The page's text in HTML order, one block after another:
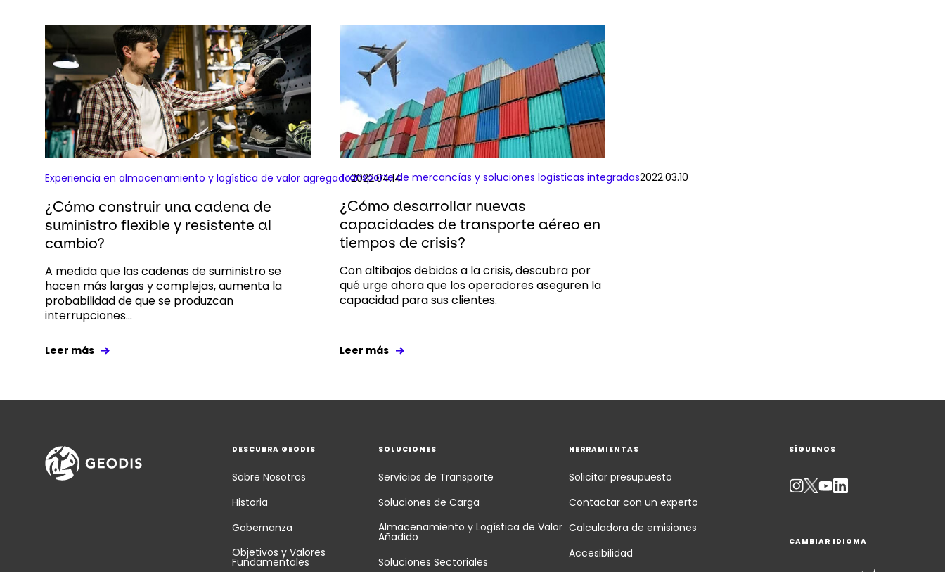
Experiencia en almacenamiento y logística de valor agregado2022.04.14
¿Cómo construir una cadena de
suministro flexible y resistente al
cambio?
A medida que las cadenas de suministro se
hacen más largas y complejas, aumenta la
probabilidad de que se produzcan
interrupciones...
Leer más
Transporte de mercancías y soluciones logísticas integradas2022.03.10
¿Cómo desarrollar nuevas
capacidades de transporte aéreo en
tiempos de crisis?
Con altibajos debidos a la crisis, descubra por
qué urge ahora que los operadores aseguren la
capacidad para sus clientes.
Leer más
DESCUBRA GEODIS
Sobre Nosotros
Historia
Gobernanza
Objetivos y Valores
Fundamentales
SOLUCIONES
Servicios de Transporte
Soluciones de Carga
Almacenamiento y Logística de Valor
Añadido
Soluciones Sectoriales
HERRAMIENTAS
Solicitar presupuesto
Contactar con un experto
Calculadora de emisiones
Accesibilidad
SÍGUENOS
CAMBIAR IDIOMA